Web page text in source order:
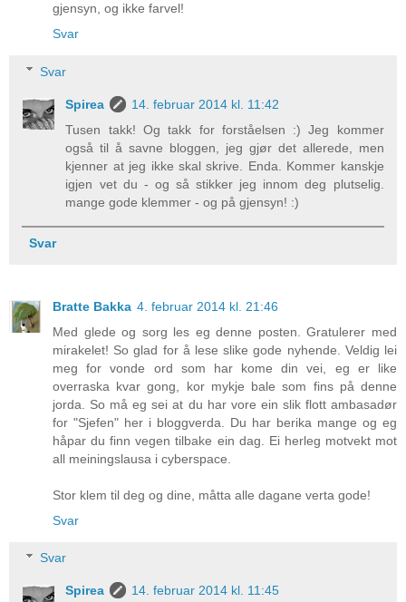
gjensyn, og ikke farvel!
Svar
Svar
Spirea
14. februar 2014 kl. 11:42
Tusen takk! Og takk for forståelsen :) Jeg kommer
også til å savne bloggen, jeg gjør det allerede, men
kjenner at jeg ikke skal skrive. Enda. Kommer kanskje
igjen vet du - og så stikker jeg innom deg plutselig.
mange gode klemmer - og på gjensyn! :)
Svar
Bratte Bakka 4. februar 2014 kl. 21:46
Med glede og sorg les eg denne posten. Gratulerer med
mirakelet! So glad for å lese slike gode nyhende. Veldig lei
meg for vonde ord som har kome din vei, eg er like
overraska kvar gong, kor mykje bale som fins på denne
jorda. So må eg sei at du har vore ein slik flott ambasadør
for "Sjefen" her i bloggverda. Du har berika mange og eg
håpar du finn vegen tilbake ein dag. Ei herleg motvekt mot
all meiningslausa i cyberspace.
Stor klem til deg og dine, måtta alle dagane verta gode!
Svar
Svar
Spirea
14. februar 2014 kl. 11:45